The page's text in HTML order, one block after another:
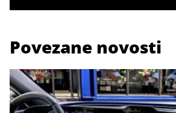
Povezane novosti